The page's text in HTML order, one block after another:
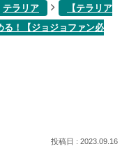
テラリア
【テラリア
！【ジョジョファン必
2023.09.16